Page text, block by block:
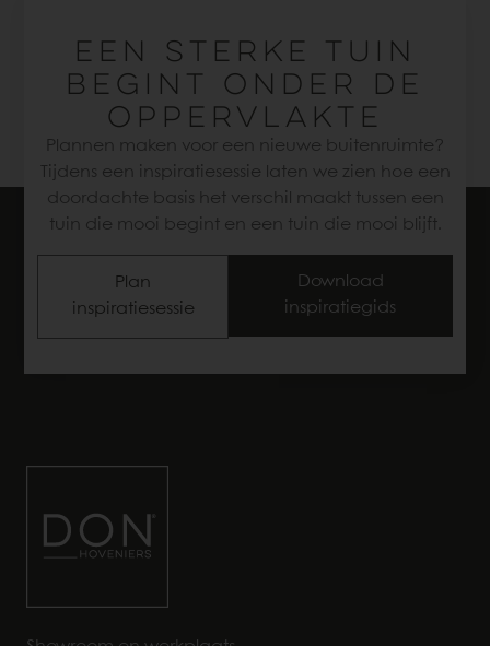
EEN STERKE TUIN
BEGINT ONDER DE
OPPERVLAKTE
Plannen maken voor een nieuwe buitenruimte?
Tijdens een inspiratiesessie laten we zien hoe een
doordachte basis het verschil maakt tussen een
tuin die mooi begint en een tuin die mooi blijft.
Plan
inspiratiesessie
Download
inspiratiegids